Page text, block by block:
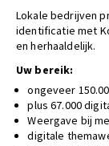
Lokale bedrijven
identificatie met
en herhaaldelijk.
Uw bereik:
ongeveer
plus 67.000
Weergave bij
digitale